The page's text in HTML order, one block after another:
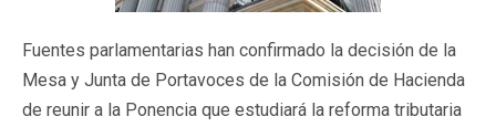
Fuentes parlamentarias han confirmado la decisión de la
Mesa y Junta de Portavoces de la Comisión de Hacienda
de reunir a la Ponencia que estudiará la reforma tributaria